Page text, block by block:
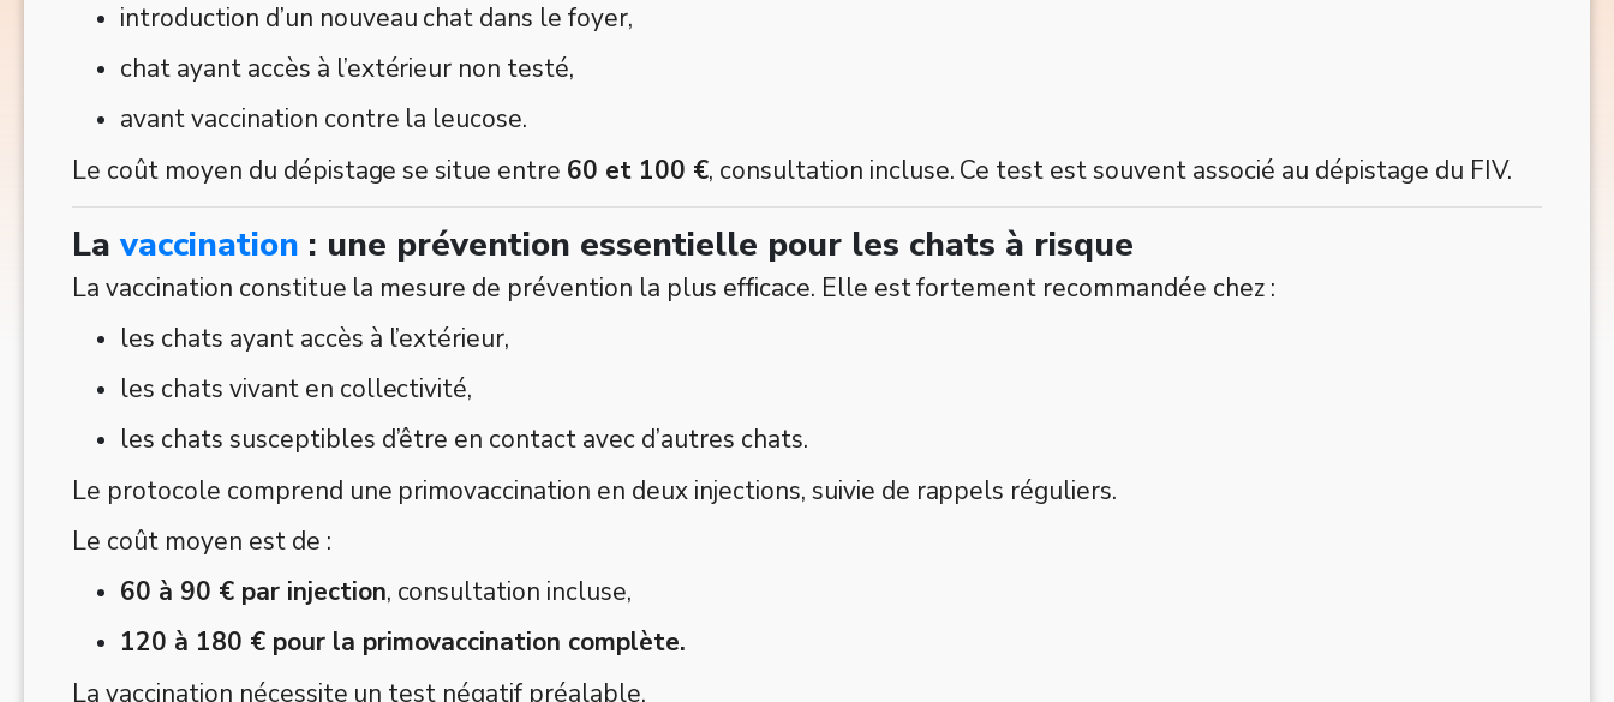
introduction d’un nouveau chat dans le foyer,
chat ayant accès à l’extérieur non testé,
avant vaccination contre la leucose.
Le coût moyen du dépistage se situe entre 60 et 100 €, consultation incluse. Ce test est souvent associé au dépistage du FIV.
Lavaccination : une prévention essentielle pour les chats à risque
La vaccination constitue la mesure de prévention la plus efficace. Elle est fortement recommandée chez :
les chats ayant accès à l’extérieur,
les chats vivant en collectivité,
les chats susceptibles d’être en contact avec d’autres chats.
Le protocole comprend une primovaccination en deux injections, suivie de rappels réguliers.
Le coût moyen est de :
60 à 90 € par injection, consultation incluse,
120 à 180 € pour la primovaccination complète.
La vaccination nécessite un test négatif préalable.